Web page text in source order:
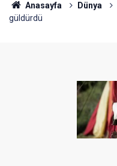
Anasayfa Dünya
güldürdü